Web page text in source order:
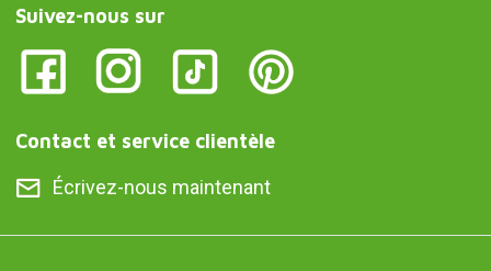
Suivez-nous sur
Contact et service clientèle
Écrivez-nous maintenant